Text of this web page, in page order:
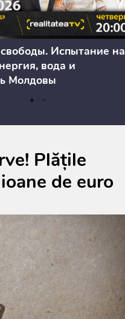
Испытание на
вода и
Молдовы
Plățile
de euro